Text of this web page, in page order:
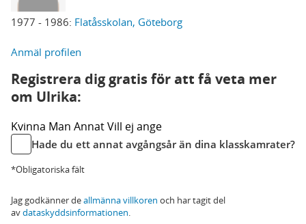
1977 - 1986: Flatåsskolan, Göteborg
Anmäl profilen
Registrera dig gratis för att få veta mer
om Ulrika:
Kvinna Man AnnatVill ej ange
Hade du ett annat avgångsår än dina klasskamrater?
*Obligatoriska fält
Jag godkänner deallmänna villkoren och har tagit del
avdataskyddsinformationen.